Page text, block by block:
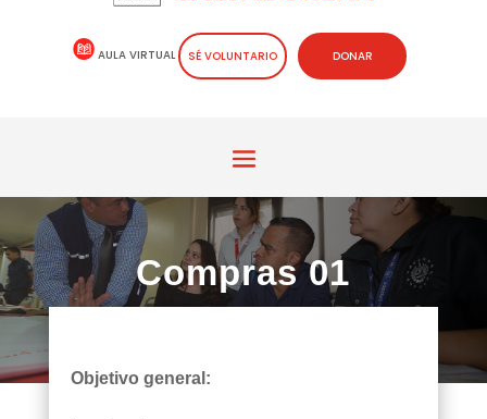
AULA VIRTUAL SÉ VOLUNTARIO DONAR
Compras 01
Objetivo general: